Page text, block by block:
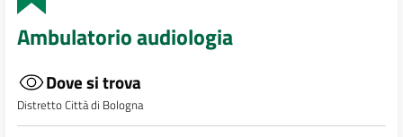
Ambulatorio audiologia
Dove si trova
Distretto Città di Bologna